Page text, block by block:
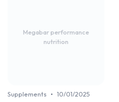
Megabar performance
nutrition
Supplements • 10/01/2025